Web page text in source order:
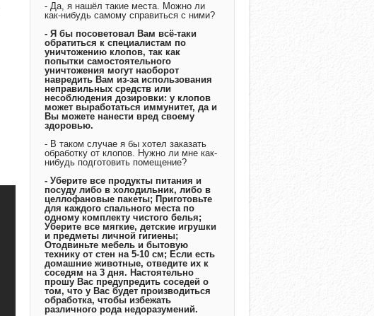
- Да, я нашёл такие места. Можно ли
как-нибудь самому справиться с ними?
- Я бы посоветовал Вам всё-таки
обратиться к специалистам по
уничтожению клопов, так как
попытки самостоятельного
уничтожения могут наоборот
навредить Вам из-за использования
неправильных средств или
несоблюдения дозировки: у клопов
может выработаться иммунитет, да и
Вы можете нанести вред своему
здоровью.
- В таком случае я бы хотел заказать
обработку от клопов. Нужно ли мне как-
нибудь подготовить помещение?
- Уберите все продукты питания и
посуду либо в холодильник, либо в
целлофановые пакеты; Приготовьте
для каждого спального места по
одному комплекту чистого белья;
Уберите все мягкие, детские игрушки
и предметы личной гигиены;
Отодвиньте мебель и бытовую
технику от стен на 5-10 см; Если есть
домашние животные, отведите их к
соседям на 3 дня. Настоятельно
прошу Вас предупредить соседей о
том, что у Вас будет производиться
обработка, чтобы избежать
различного рода недоразумений.